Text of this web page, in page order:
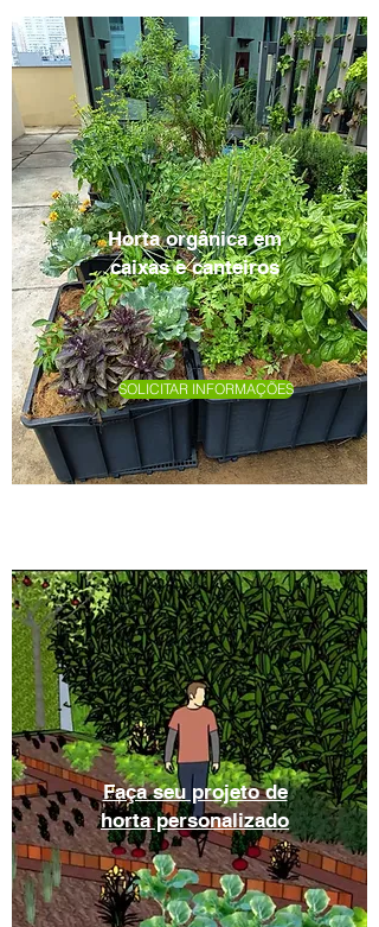
Horta orgânica em
caixas e canteiros
SOLICITAR INFORMAÇÕES
Faça seu projeto de
horta personalizado